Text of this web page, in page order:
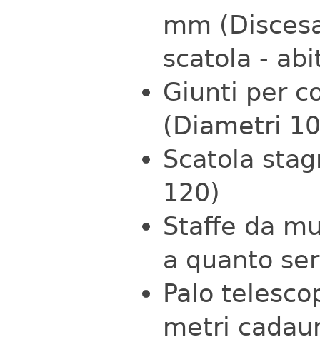
mm
scatola -
Giunti per
(Diametri
Scatola
120)
Staffe da
a quanto
Palo
metri